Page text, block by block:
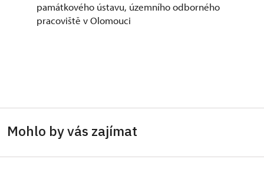
památkového ústavu, územního odborného
pracoviště v Olomouci
Mohlo by vás zajímat